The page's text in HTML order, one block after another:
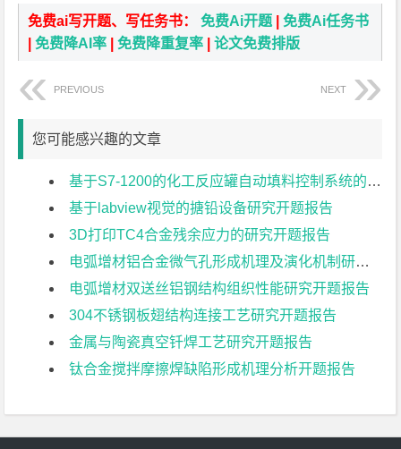
免费ai写开题、写任务书：免费Ai开题 |免费Ai任务书
|免费降AI率 |免费降重复率 |论文免费排版
PREVIOUS NEXT
您可能感兴趣的文章
基于S7-1200的化工反应罐自动填料控制系统的研究开题报告
基于labview视觉的搪铅设备研究开题报告
3D打印TC4合金残余应力的研究开题报告
电弧增材铝合金微气孔形成机理及演化机制研究开题报告
电弧增材双送丝铝钢结构组织性能研究开题报告
304不锈钢板翅结构连接工艺研究开题报告
金属与陶瓷真空钎焊工艺研究开题报告
钛合金搅拌摩擦焊缺陷形成机理分析开题报告